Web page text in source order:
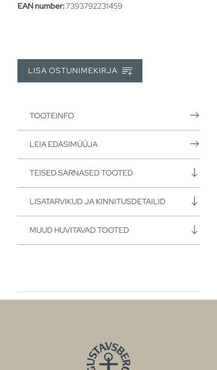
EAN number:7393792231459
LISA OSTUNIMEKIRJA
TOOTEINFO
LEIA EDASIMÜÜJA
TEISED SARNASED TOOTED
LISATARVIKUD JA KINNITUSDETAILID
MUUD HUVITAVAD TOOTED